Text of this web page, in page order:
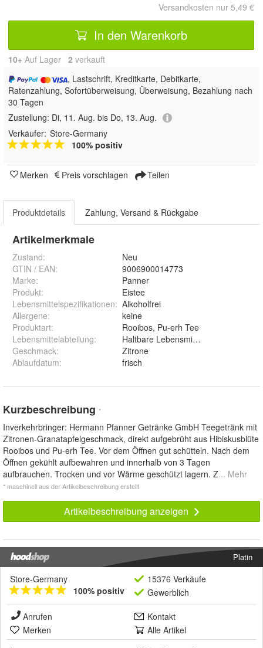
Versandkosten nur 5,49 €
In den Warenkorb
10+ Auf Lager 2 verkauft
, Lastschrift, Kreditkarte, Debitkarte,
Ratenzahlung, Sofortüberweisung, Überweisung, Bezahlung nach
30 Tagen
Zustellung: Di, 11. Aug. bis Do, 13. Aug.
Verkäufer: Store-Germany
100% positiv
Merken Preis vorschlagen Teilen
Produktdetails Zahlung, Versand & Rückgabe
Artikelmerkmale
Zustand:
Neu
GTIN / EAN:
9006900014773
Marke:
Panner
Produkt:
Eistee
Lebensmittelspezifikationen: Alkoholfrei
Allergene:
keine
Produktart:
Rooibos, Pu-erh Tee
Lebensmittelabteilung:
Haltbare Lebensmittel
Geschmack:
Zitrone
Ablaufdatum: frisch
Kurzbeschreibung *
Inverkehrbringer: Hermann Pfanner Getränke GmbH Teegetränk mit
Zitronen-Granatapfelgeschmack, direkt aufgebrüht aus Hibiskusblüte
Rooibos und Pu-erh Tee. Vor dem Öffnen gut schütteln. Nach dem
Öffnen gekühlt aufbewahren und innerhalb von 3 Tagen
aufbrauchen. Trocken und vor Wärme geschützt lagern. Z... Mehr
* maschinell aus der Artikelbeschreibung erstellt
Artikelbeschreibung anzeigen
Platin
Store-Germany
100% positiv
15376 Verkäufe
Gewerblich
Anrufen
Kontakt
Merken
Alle Artikel